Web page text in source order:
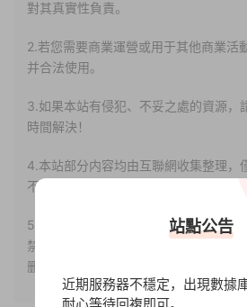
對其真實性負責。
2.若您需要商業運營或用于其他商業活
并合法使用。
3.如果本站有侵犯、不妥之處的資源，
時間解決！
4.本站部分内容均由互聯網收集整理，
不存在任何商業目的與商業用途。
5.本站提供的所有資源僅供參考學習使
禁止下載本站資源參與任何商業和非法
删除!
站點公告
近期服務器不穩定，出現數據
耐心等待回複即可。